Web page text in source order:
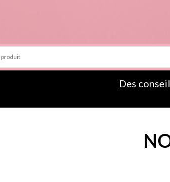
Des